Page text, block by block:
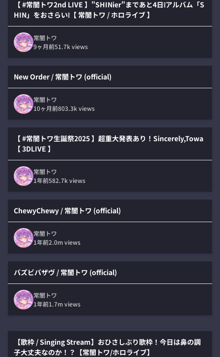
【 #常闇トワ2nd LIVE 】"SHINier"まであと4日❕️アルバム「S
HIN」をおさらい❕️【 常闇トワ / ホロライブ 】
常闇トワ
9ヶ月前51.7kviews
New Order / 常闇トワ (official)
常闇トワ
10ヶ月前803.3kviews
【 #常闇トワ生誕祭2025 】超重大発表あり！Sincerely,Towa
【 3DLIVE 】
常闇トワ
1年前582.7kviews
ChewyChewy / 常闇トワ (official)
常闇トワ
1年前2.0mviews
バズビバザヴ / 常闇トワ (official)
常闇トワ
1年前1.7mviews
【歌枠 / Singing Stream】おひさしぶり歌枠！今日は鼻の調
子大丈夫なのか！？【常闇トワ/ホロライブ】